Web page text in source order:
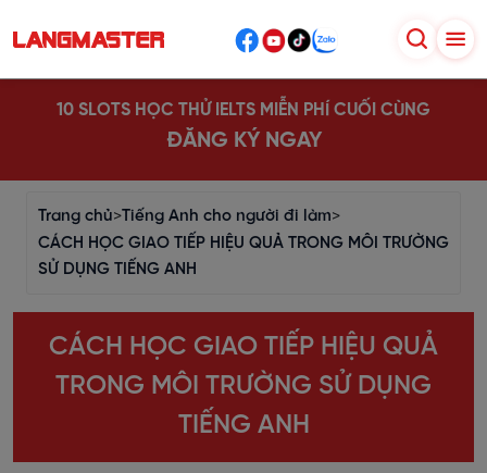
10 SLOTS HỌC THỬ IELTS MIỄN PHÍ CUỐI CÙNG
ĐĂNG KÝ NGAY
Trang chủ>Tiếng Anh cho người đi làm>
CÁCH HỌC GIAO TIẾP HIỆU QUẢ TRONG MÔI TRƯỜNG
SỬ DỤNG TIẾNG ANH
CÁCH HỌC GIAO TIẾP HIỆU QUẢ
TRONG MÔI TRƯỜNG SỬ DỤNG
TIẾNG ANH